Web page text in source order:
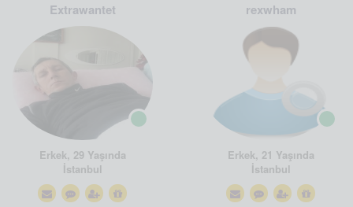
Extrawantet
Erkek, 29 Yaşında
İstanbul
rexwham
Erkek, 21 Yaşında
İstanbul